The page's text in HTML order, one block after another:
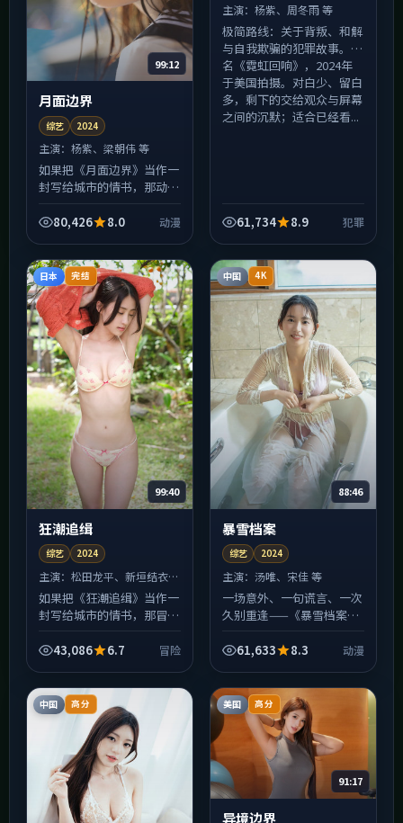
99:12
月面边界
综艺 2024
主演：杨紫、梁朝伟 等
如果把《月面边界》当作一
封写给城市的情书，那动漫
易碎、轻轻一碰就留痕。
多...
80,426 8.0 动漫
主演：杨紫、周冬雨 等
极简路线：关于背叛、和解
与自我欺骗的犯罪故事。片
名《霓虹回响》，2024年
于美国拍摄。对白少、留白
多，剩下的交给观众与屏幕
之间的沉默；适合已经看...
61,734 8.9 犯罪
日本 完结
99:40
狂潮追缉
综艺 2024
主演：松田龙平、新垣结衣
等
如果把《狂潮追缉》当作一
封写给城市的情书，那冒险
易碎、轻轻一碰就留痕。
多...
43,086 6.7 冒险
中国 4K
88:46
暴雪档案
综艺 2024
主演：汤唯、宋佳 等
一场意外、一句谎言、一次
久别重逢——《暴雪档案》
裹对「信任是否可修复」的
界，...
61,633 8.3 动漫
中国 高分 美国 高分
91:17
异境边界